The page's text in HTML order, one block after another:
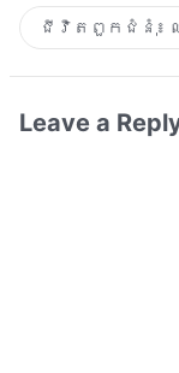
ជីវិតពួកជំនុំ៖
Leave a